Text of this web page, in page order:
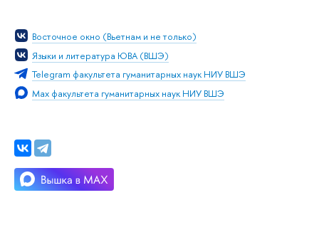
Восточное окно (Вьетнам и не только)
Языки и литература ЮВА (ВШЭ)
Telegram факультета гуманитарных наук НИУ ВШЭ
Мах факультета гуманитарных наук НИУ ВШЭ